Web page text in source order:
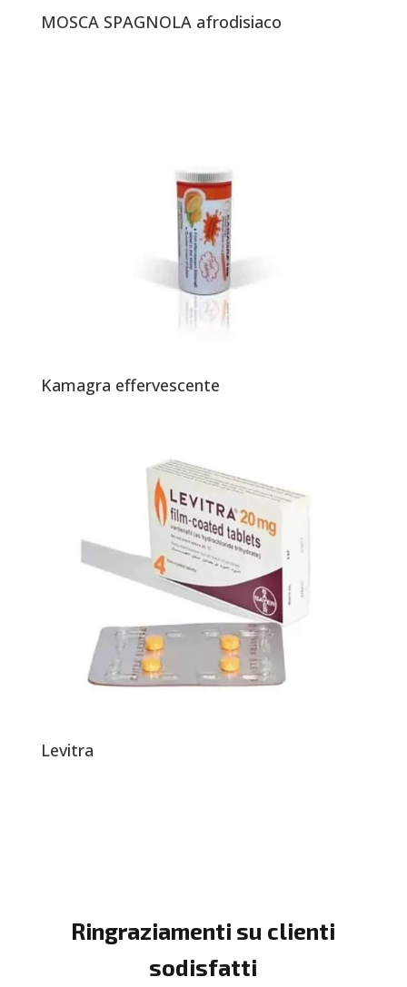
MOSCA SPAGNOLA afrodisiaco
Kamagra effervescente
Levitra
Ringraziamenti su clienti
sodisfatti